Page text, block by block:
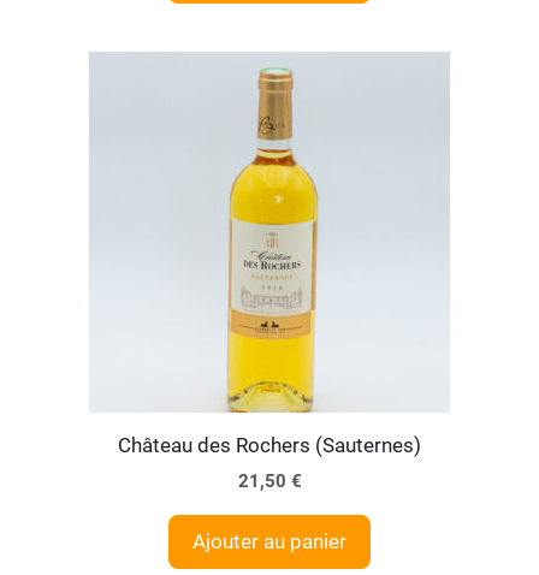
Château des Rochers (Sauternes)
21,50 €
Ajouter au panier